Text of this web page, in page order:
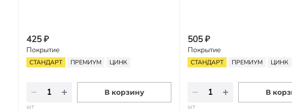
425 ₽
Покрытие
СТАНДАРТ ПРЕМИУМ ЦИНК
В корзину
шт
505 ₽
Покрытие
СТАНДАРТ ПРЕМИУМ ЦИНК
В
шт